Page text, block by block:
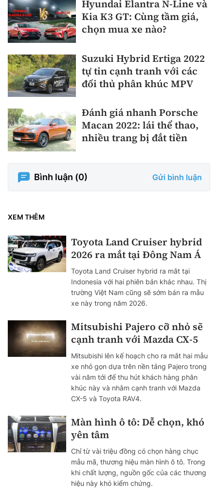
Hyundai Elantra N-Line và
Kia K3 GT: Cùng tầm giá,
chọn mua xe nào?
Suzuki Hybrid Ertiga 2022
tự tin cạnh tranh với các
đối thủ phân khúc MPV
Đánh giá nhanh Porsche
Macan 2022: lái thể thao,
nhiều trang bị đắt tiền
Bình luận (0) Gửi bình luận
XEM THÊM
Toyota Land Cruiser hybrid
2026 ra mắt tại Đông Nam Á
Toyota Land Cruiser hybrid ra mắt tại
Indonesia với hai phiên bản khác nhau. Thị
trường Việt Nam cũng sẽ sớm bán ra mẫu
xe này trong năm 2026.
Mitsubishi Pajero cỡ nhỏ sẽ
cạnh tranh với Mazda CX-5
Mitsubishi lên kế hoạch cho ra mắt hai mẫu
xe nhỏ gọn dựa trên nền tảng Pajero trong
vài năm tới để thu hút khách hàng phân
khúc này và nhằm cạnh tranh với Mazda
CX-5 và Toyota RAV4.
Màn hình ô tô: Dễ chọn, khó
yên tâm
Chỉ từ vài triệu đồng có chọn hàng chục
mẫu mã, thương hiệu màn hình ô tô. Trong
khi chất lượng, nguồn gốc của các thương
hiệu này khó kiểm chứng.